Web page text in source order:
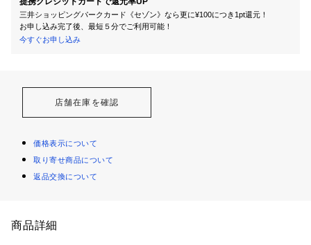
三井ショッピングパークカード《セゾン》なら更に¥100につき1pt還元！
お申し込み完了後、最短５分でご利用可能！
今すぐお申し込み
店舗在庫を確認
価格表示について
取り寄せ商品について
返品交換について
商品詳細